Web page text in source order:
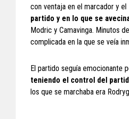
con ventaja en el marcador y
partido y en lo que se
Modric y Camavinga. Minutos
complicada en la que se veía
El partido seguía emocionante
teniendo el control del
los que se marchaba era